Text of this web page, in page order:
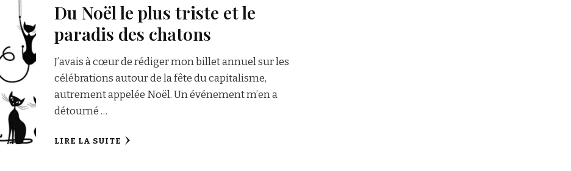
Du Noël le plus triste et le
paradis des chatons
J’avais à cœur de rédiger mon billet annuel sur les
célébrations autour de la fête du capitalisme,
autrement appelée Noël. Un événement m’en a
détourné …
LIRE LA SUITE